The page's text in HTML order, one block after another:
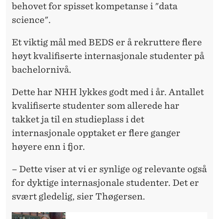
behovet for spisset kompetanse i "data
science".
Et viktig mål med BEDS er å rekruttere flere
høyt kvalifiserte internasjonale studenter på
bachelornivå.
Dette har NHH lykkes godt med i år. Antallet
kvalifiserte studenter som allerede har
takket ja til en studieplass i det
internasjonale opptaket er flere ganger
høyere enn i fjor.
– Dette viser at vi er synlige og relevante også
for dyktige internasjonale studenter. Det er
svært gledelig, sier Thøgersen.